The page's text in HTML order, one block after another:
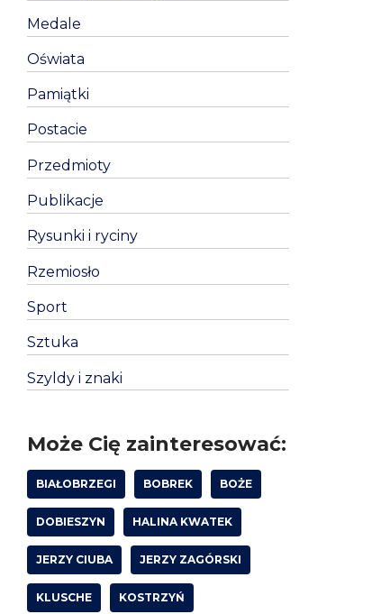
Medale
Oświata
Pamiątki
Postacie
Przedmioty
Publikacje
Rysunki i ryciny
Rzemiosło
Sport
Sztuka
Szyldy i znaki
Może Cię zainteresować:
BIAŁOBRZEGI BOBREK BOŻE
DOBIESZYN HALINA KWATEK
JERZY CIUBA JERZY ZAGÓRSKI
KLUSCHE KOSTRZYŃ